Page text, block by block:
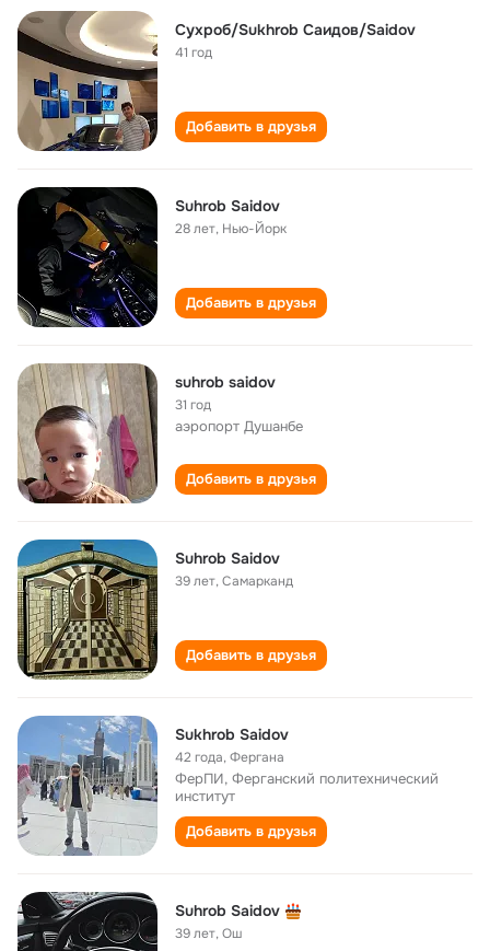
Сухроб/Sukhrob Саидов/Saidov
41 год
Добавить в друзья
Suhrob Saidov
28 лет, Нью-Йорк
Добавить в друзья
suhrob saidov
31 год
аэропорт Душанбе
Добавить в друзья
Suhrob Saidov
39 лет,Самарканд
Добавить в друзья
Sukhrob Saidov
42 года,Фергана
ФерПИ, Ферганский политехнический
институт
Добавить в друзья
Suhrob Saidov
39 лет,Ош